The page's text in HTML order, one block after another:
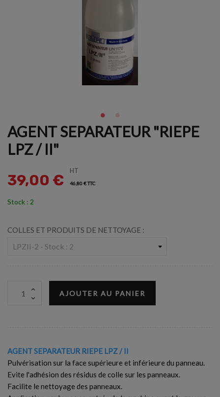
AGENT SEPARATEUR "RIEPE
LPZ / II"
39,00 €
HT
46,80 € TTC
Stock : 2
COLLES ET PRODUITS DE NETTOYAGE :
AJOUTER AU PANIER
AGENT SEPARATEUR RIEPE LPZ / II
Pulvérisation sur la face supérieure et inférieure du panneau.
Evite l'adhésion des résidus de colle sur les panneaux.
Facilite le nettoyage des panneaux.